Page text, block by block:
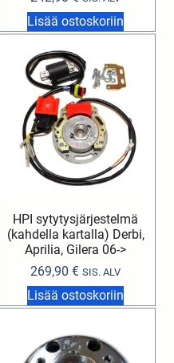
Lisää ostoskoriin
HPI sytytysjärjestelmä
(kahdella kartalla) Derbi,
Aprilia, Gilera 06->
269,90€ SIS. ALV
Lisää ostoskoriin